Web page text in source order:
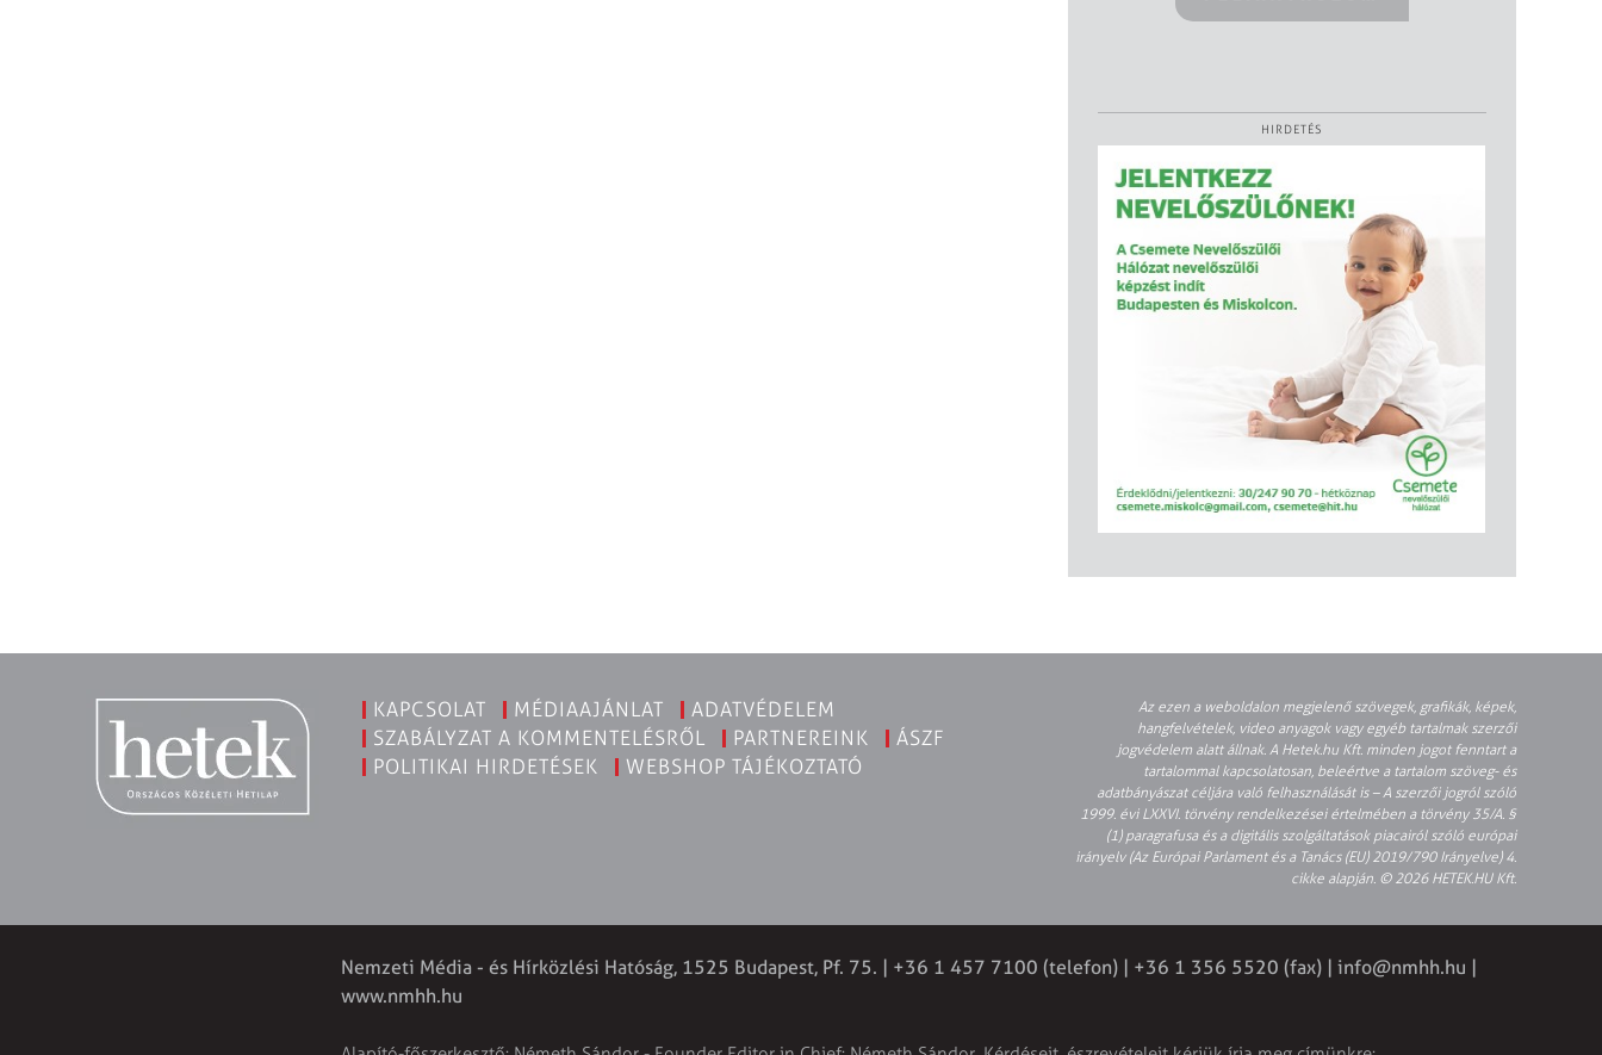
HIRDETÉS
KAPCSOLAT MÉDIAAJÁNLAT
ADATVÉDELEM
SZABÁLYZAT A KOMMENTELÉSRŐL
PARTNEREINK
ÁSZF
POLITIKAI HIRDETÉSEK
WEBSHOP TÁJÉKOZTATÓ
Az ezen a weboldalon megjelenő szövegek, grafikák, képek,
hangfelvételek, video anyagok vagy egyéb tartalmak szerzői
jogvédelem alatt állnak. A Hetek.hu Kft. minden jogot fenntart a
tartalommal kapcsolatosan, beleértve a tartalom szöveg- és
adatbányászat céljára való felhasználását is – A szerzői jogról szóló
1999. évi LXXVI. törvény rendelkezései értelmében a törvény 35/A. §
(1) paragrafusa és a digitális szolgáltatások piacairól szóló európai
irányelv (Az Európai Parlament és a Tanács (EU) 2019/790 Irányelve) 4.
cikke alapján. © 2026 HETEK.HU Kft.
Nemzeti Média - és Hírközlési Hatóság, 1525 Budapest, Pf. 75. | +36 1 457 7100 (telefon) | +36 1 356 5520 (fax) | info@nmhh.hu
www.nmhh.hu